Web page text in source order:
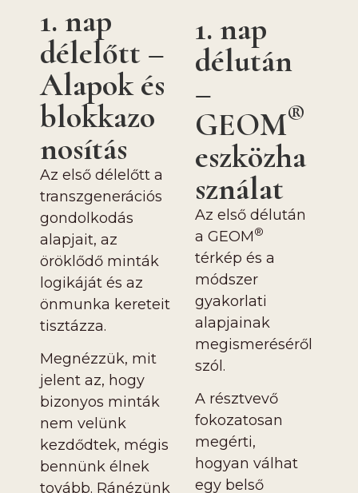
1. nap
délelőtt –
Alapok és
blokkazo
nosítás
Az első délelőtt a
transzgenerációs
gondolkodás
alapjait, az
öröklődő minták
logikáját és az
önmunka kereteit
tisztázza.
Megnézzük, mit
jelent az, hogy
bizonyos minták
nem velünk
kezdődtek, mégis
bennünk élnek
tovább. Ránézünk
1. nap
délután
–
GEOM®
eszközha
sználat
Az első délután
a GEOM®
térkép és a
módszer
gyakorlati
alapjainak
megismeréséről
szól.
A résztvevő
fokozatosan
megérti,
hogyan válhat
egy belső